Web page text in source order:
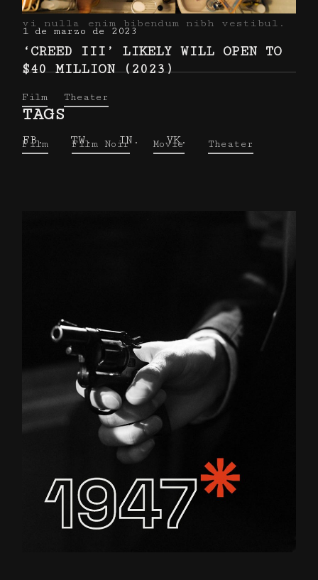
lectus volutpat mattis, lacinia tellus
vi nulla enim bibendum nibh vestibul.
Film Theater
FB. TW. IN. VK.
1 de marzo de 2023
‘CREED III’ LIKELY WILL OPEN TO
$40 MILLION (2023)
TAGS
Film Film Noir Movie Theater